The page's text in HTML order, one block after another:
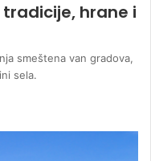
hrane i
smeštena van gradova,
sela.